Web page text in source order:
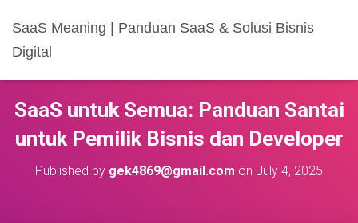
SaaS Meaning | Panduan SaaS & Solusi Bisnis
Digital
SaaS untuk Semua: Panduan Santai
untuk Pemilik Bisnis dan Developer
Published by gek4869@gmail.com on July 4, 2025